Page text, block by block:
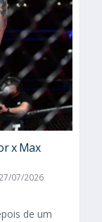
x Max
07/2026
de um